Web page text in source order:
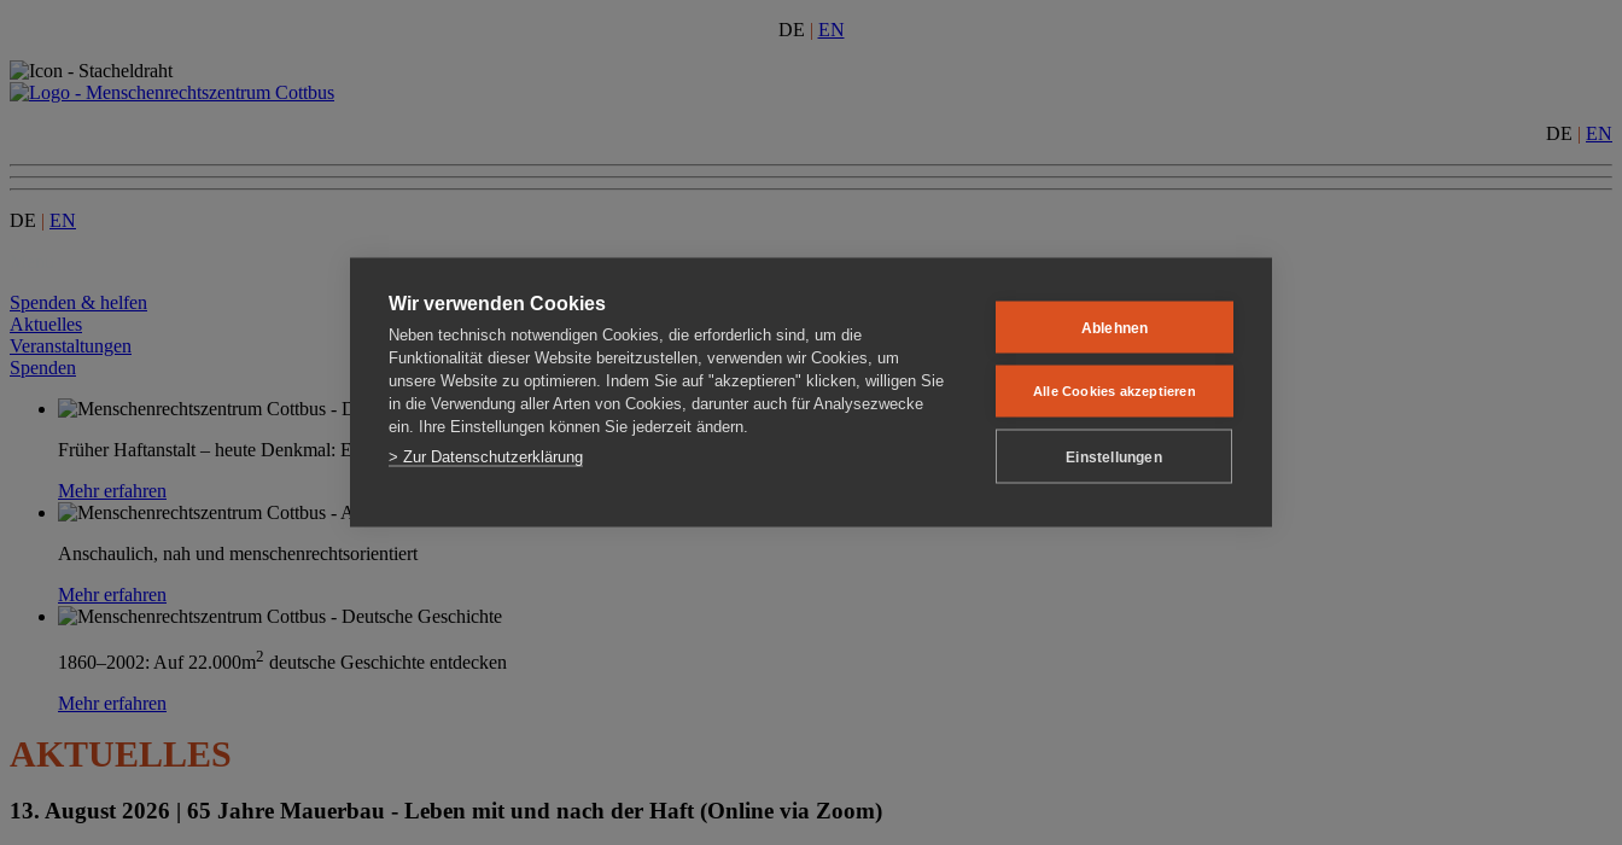
DE | EN
DE | EN
DE | EN
Spenden & helfen
Aktuelles
Veranstaltungen
Spenden
Früher Haftanstalt – heute Denkmal: Einen Ort im Wandel erleben
Mehr erfahren
Anschaulich, nah und menschenrechtsorientiert
Mehr erfahren
1860–2002: Auf 22.000m2 deutsche Geschichte entdecken
Mehr erfahren
AKTUELLES
13. August 2026 | 65 Jahre Mauerbau - Leben mit und nach der Haft (Online via Zoom)
Wir verwenden Cookies
Neben technisch notwendigen Cookies, die erforderlich sind, um die
Funktionalität dieser Website bereitzustellen, verwenden wir Cookies, um
unsere Website zu optimieren. Indem Sie auf "akzeptieren" klicken, willigen Sie
in die Verwendung aller Arten von Cookies, darunter auch für Analysezwecke
ein. Ihre Einstellungen können Sie jederzeit ändern.
> Zur Datenschutzerklärung
Ablehnen
Alle Cookies akzeptieren
Einstellungen